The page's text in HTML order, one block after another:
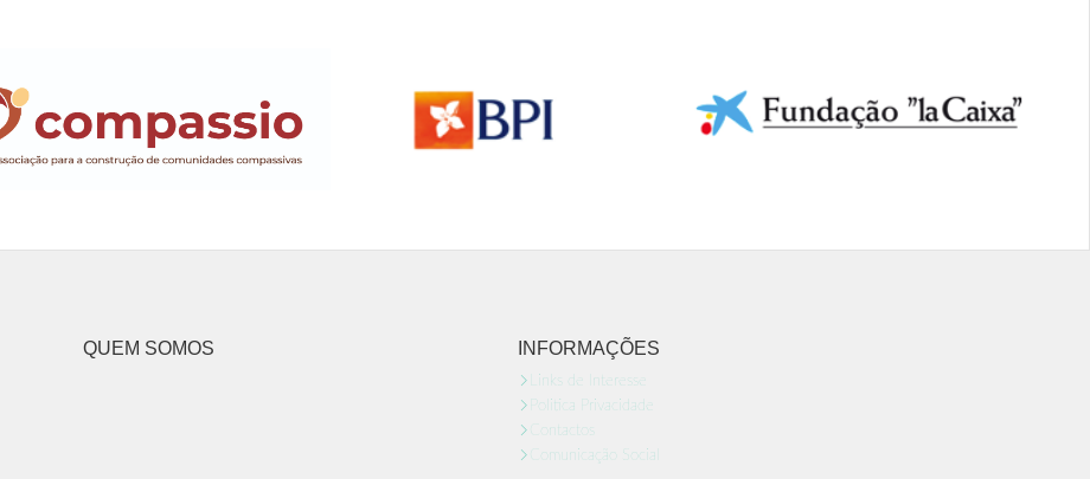
INFORMAÇÕES
Links de Interesse
Politica Privacidade
Contactos
Comunicação Social
QUEM SOMOS